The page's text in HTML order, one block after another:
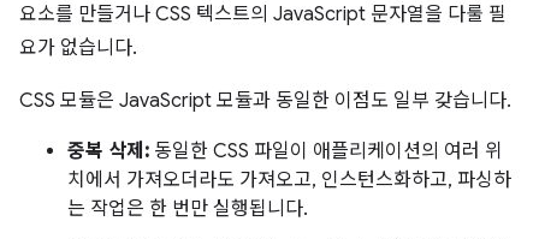
요소를 만들거나 CSS 텍스트의 JavaScript 문자열을 다룰 필
요가 없습니다.
CSS 모듈은 JavaScript 모듈과 동일한 이점도 일부 갖습니다.
중복 삭제: 동일한 CSS 파일이 애플리케이션의 여러 위
치에서 가져오더라도 가져오고, 인스턴스화하고, 파싱하
는 작업은 한 번만 실행됩니다.